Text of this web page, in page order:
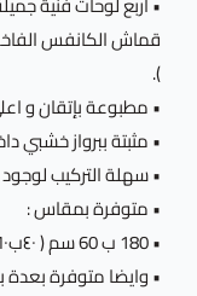
قماش الكانفس
).
• مطبوعة بإتقان و
• مثبتة ببرواز خشبي
• سهلة التركيب
• متوفرة بمقاس :
• 180 ب 60 سم ( ٤٠ب٦٠ سم مقاس كل قطعة ).
• وايضا متوفرة بعدة